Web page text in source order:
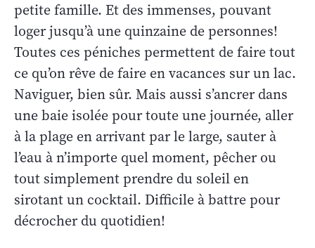
petite famille. Et des immenses, pouvant
loger jusqu’à une quinzaine de personnes!
Toutes ces péniches permettent de faire tout
ce qu’on rêve de faire en vacances sur un lac.
Naviguer, bien sûr. Mais aussi s’ancrer dans
une baie isolée pour toute une journée, aller
à la plage en arrivant par le large, sauter à
l’eau à n’importe quel moment, pêcher ou
tout simplement prendre du soleil en
sirotant un cocktail. Difficile à battre pour
décrocher du quotidien!